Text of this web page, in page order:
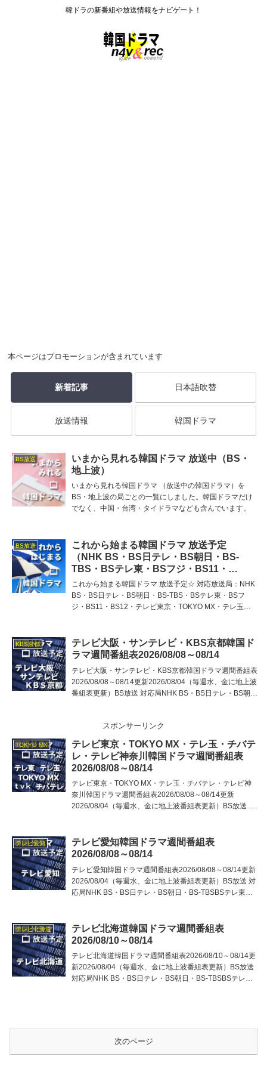
韓ドラの新番組や放送情報をナビゲート！
本ページはプロモーションが含まれています
新着記事 日本語吹替
放送情報 韓国ドラマ
BS放送
いまから見れる韓国ドラマ 放送中（BS・
地上波）
いまから見れる韓国ドラマ （放送中の韓国ドラマ）を
BS・地上波の局ごとの一覧にしました。韓国ドラマだけ
でなく、中国・台湾・タイドラマなども含んでいます。
BS放送
これから始まる韓国ドラマ 放送予定
（NHK BS・BS日テレ・BS朝日・BS-
TBS・BSテレ東・BSフジ・BS11・
BS12・テレビ東京・TOKYO MX・テレ
玉・チバテレ・テレビ神奈川・テレビ大
阪・サンテレビ・KBS京都・テレビ愛知・
これから始まる韓国ドラマ 放送予定☆ 対応放送局：NHK
BS・BS日テレ・BS朝日・BS-TBS・BSテレ東・BSフ
ジ・BS11・BS12・テレビ東京・TOKYO MX・テレ玉・
KBS京都
テレビ大阪・サンテレビ・KBS京都韓国ド
ラマ週間番組表2026/08/08～08/14
テレビ大阪・サンテレビ・KBS京都韓国ドラマ週間番組表
2026/08/08～08/14更新2026/08/04（毎週水、金に地上波
番組表更新）BS放送 対応局NHK BS・BS日テレ・BS朝
スポンサーリンク
TOKYO MX
テレビ東京・TOKYO MX・テレ玉・チバテ
レ・テレビ神奈川韓国ドラマ週間番組表
2026/08/08～08/14
テレビ東京・TOKYO MX・テレ玉・チバテレ・テレビ神
奈川韓国ドラマ週間番組表2026/08/08～08/14更新
2026/08/04（毎週水、金に地上波番組表更新）BS放送 対
テレビ愛知
テレビ愛知韓国ドラマ週間番組表
2026/08/08～08/14
テレビ愛知韓国ドラマ週間番組表2026/08/08～08/14更新
2026/08/04（毎週水、金に地上波番組表更新）BS放送 対
応局NHK BS・BS日テレ・BS朝日・BS-TBSBSテレ東・
テレビ北海道
テレビ北海道韓国ドラマ週間番組表
2026/08/10～08/14
テレビ北海道韓国ドラマ週間番組表2026/08/10～08/14更
新2026/08/04（毎週水、金に地上波番組表更新）BS放送
対応局NHK BS・BS日テレ・BS朝日・BS-TBSBSテレ
次のページ